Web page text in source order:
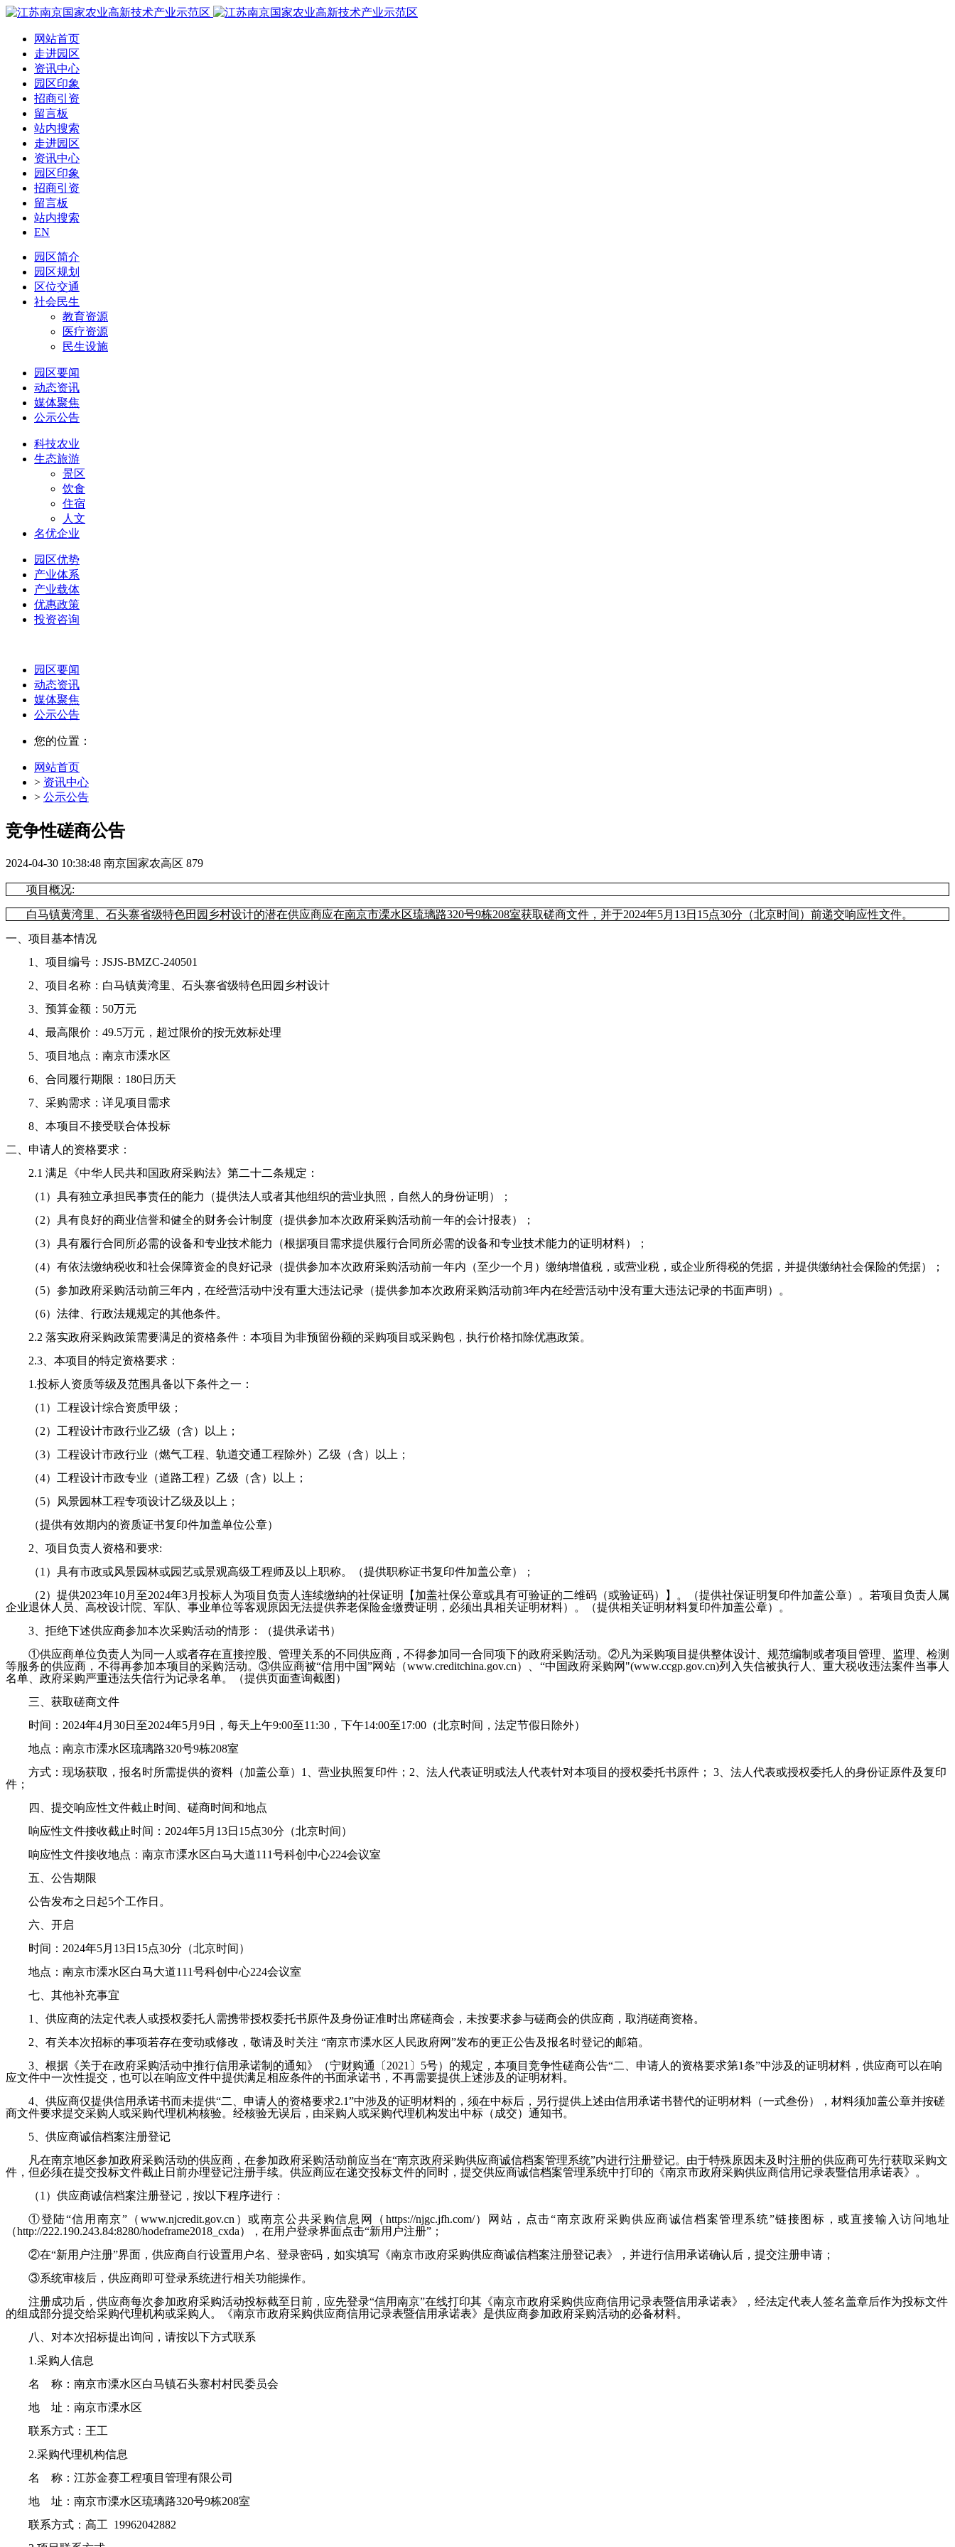
网站首页
走进园区
资讯中心
园区印象
招商引资
留言板
站内搜索
走进园区
资讯中心
园区印象
招商引资
留言板
站内搜索
EN
园区简介
园区规划
区位交通
社会民生
教育资源
医疗资源
民生设施
园区要闻
动态资讯
媒体聚焦
公示公告
科技农业
生态旅游
景区
饮食
住宿
人文
名优企业
园区优势
产业体系
产业载体
优惠政策
投资咨询
园区要闻
动态资讯
媒体聚焦
公示公告
您的位置：
网站首页
> 资讯中心
> 公示公告
竞争性磋商公告
2024-04-30 10:38:48 南京国家农高区 879
项目概况:
白马镇黄湾里、石头寨省级特色田园乡村设计的潜在供应商应在南京市溧水区琉璃路320号9栋208室获取磋商文件，并于2024年5月13日15点30分 （北京时间）前递交响应性文件。
一、项目基本情况
1、项目编号： JSJS-BMZC-240501
2、项目名称： 白马镇黄湾里、石头寨省级特色田园乡村设计
3、预算金额： 50万元
4、最高限价： 49.5万元 ，超过限价的按无效标处理
5、项目地点：南京市溧水区
6、合同履行期限：180日历天
7、采购需求： 详见项目需求
8、本项目不接受联合体投标
二、申请人的资格要求：
2.1 满足《中华人民共和国政府采购法》第二十二条规定：
（1）具有独立承担民事责任的能力（提供法人或者其他组织的营业执照，自然人的身份证明）；
（2）具有良好的商业信誉和健全的财务会计制度（提供参加本次政府采购活动前一年的会计报表）；
（3）具有履行合同所必需的设备和专业技术能力（根据项目需求提供履行合同所必需的设备和专业技术能力的证明材料）；
（4）有依法缴纳税收和社会保障资金的良好记录（提供参加本次政府采购活动前一年内（至少一个月）缴纳增值税，或营业税，或企业所得税的凭据，并提供缴纳社会保险的凭据）；
（5）参加政府采购活动前三年内，在经营活动中没有重大违法记录（提供参加本次政府采购活动前3年内在经营活动中没有重大违法记录的书面声明）。
（6）法律、行政法规规定的其他条件。
2.2 落实政府采购政策需要满足的资格条件：本项目为非预留份额的采购项目或采购包，执行价格扣除优惠政策。
2.3、 本项目的特定资格要求：
1.投标人资质等级及范围具备以下条件之一：
（1）工程设计综合资质甲级；
（2）工程设计市政行业乙级（含）以上；
（3）工程设计市政行业（燃气工程、轨道交通工程除外）乙级（含）以上；
（4）工程设计市政专业（道路工程）乙级（含）以上；
（5）风景园林工程专项设计乙级及以上；
（提供有效期内的资质证书复印件加盖单位公章）
2、项目负责人资格和要求:
（1）具有市政或风景园林或园艺或景观高级工程师及以上职称。（提供职称证书复印件加盖公章）；
（2）提供2023年10月至2024年3月投标人为项目负责人连续缴纳的社保证明【加盖社保公章或具有可验证的二维码（或验证码）】。（提供社保证明复印件加盖公章）。若项目负责人属
企业退休人员、高校设计院、军队、事业单位等客观原因无法提供养老保险金缴费证明，必须出具相关证明材料）。（提供相关证明材料复印件加盖公章）。
3 、拒绝下述供应商参加本次采购活动的情形： （提供承诺书）
①供应商单位负责人为同一人或者存在直接控股、管理关系的不同供应商，不得参加同一合同项下的政府采购活动。 ②凡为采购项目提供整体设计、规范编制或者项目管理、监理、检测
等服务的供应商，不得再参加本项目的采购活动。③供应商被“信用中国”网站（www.creditchina.gov.cn）、“中国政府采购网"(www.ccgp.gov.cn)列入失信被执行人、重大税收违法案件当事人
名单、政府采购严重违法失信行为记录名单。
（提供页面查询截图 ）
三、获取磋商文件
时间： 2024年4月 30日至2024年5月 9日，每天上午9:00至11 :30，下午14:00至17:00（北京时间，法定节假日除外）
地点： 南京市溧水区琉璃路320号9栋208室
方式：现场获取，报名时所需提供的资料（加盖公章） 1、营业执照复印件；2、法人代表证明或法人代表针对本项目的授权委托书原件； 3、法人代表或授权委托人的身份证原件及复印
件；
四、提交响应性文件截止时间、磋商时间和地点
响应性文件接收截止时间： 2024年5月13日15点30分 （北京时间）
响应性文件接收地点：南京市溧水区白马大道111号科创中心224会议室
五、公告期限
公告发布之日起5个工作日。
六、开启
时间： 2024年5月13日15点30分 （北京时间）
地点：南京市溧水区白马大道111号科创中心224会议室
七、其他补充事宜
1
、供应商的法定代表人或授权委托人需携带授权委托书原件及身份证准时出席磋商会，未按要求参与磋商会的供应商，取消磋商资格。
2 、有关本次招标的事项若存在变动或修改，敬请及时关注 “南京市溧水区人民政府网”发布的更正公告及报名时登记的邮箱。
3 、根据《关于在政府采购活动中推行信用承诺制的通知》（宁财购通〔 2021〕5号）的规定，本项目竞争性磋商公告“二、申请人的资格要求第1条”中涉及的证明材料，供应商可以在响
应文件中一次性提交，也可以在响应文件中提供满足相应条件的书面承诺书，不再需要提供上述涉及的证明材料。
4 、供应商仅提供信用承诺书而未提供“二、申请人的资格要求2.1”中涉及的证明材料的，须在中标后，另行提供上述由信用承诺书替代的证明材料（一式叁份），材料须加盖公章并按磋
商文件要求提交采购人或采购代理机构核验。经核验无误后，由采购人或采购代理机构发出中标（成交）通知书。
5 、供应商诚信档案注册登记
凡在南京地区参加政府采购活动的供应商，在参加政府采购活动前应当在“南京政府采购供应商诚信档案管理系统”内进行注册登记。由于特殊原因未及时注册的供应商可先行获取采购文
件，但必须在提交投标文件截止日前办理登记注册手续。供应商应在递交投标文件的同时，提交供应商诚信档案管理系统中打印的《南京市政府采购供应商信用记录表暨信用承诺表》。
（1）供应商诚信档案注册登记，按以下程序进行：
①登陆“信用南京”（www.njcredit.gov.cn）或南京公共采购信息网（https://njgc.jfh.com/）网站，点击“南京政府采购供应商诚信档案管理系统”链接图标，或直接输入访问地址
（http://222.190.243.84:8280/hodeframe2018_cxda），在用户登录界面点击“新用户注册”；
②在“新用户注册”界面，供应商自行设置用户名、登录密码，如实填写《南京市政府采购供应商诚信档案注册登记表》，并进行信用承诺确认后，提交注册申请；
③系统审核后，供应商即可登录系统进行相关功能操作。
注册成功后，供应商每次参加政府采购活动投标截至日前，应先登录“信用南京”在线打印其《南京市政府采购供应商信用记录表暨信用承诺表》，经法定代表人签名盖章后作为投标文件
的组成部分提交给采购代理机构或采购人。《南京市政府采购供应商信用记录表暨信用承诺表》是供应商参加政府采购活动的必备材料。
八、对本次招标提出询问，请按以下方式联系
1.采购人信息
名
称： 南京市溧水区白马镇石头寨村村民委员会
地
址：南京市溧水区
联系方式：王工
2.采购代理机构信息
名
称： 江苏金赛工程项目管理有限公司
地
址： 南京市溧水区琉璃路320号9栋208室
联系方式： 高工 19962042882